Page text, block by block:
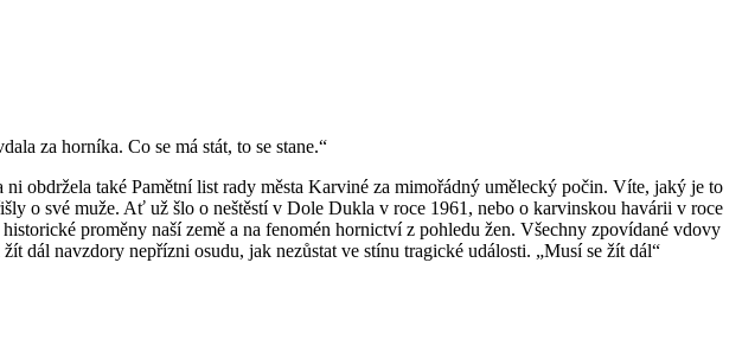
za horníka. Co se má stát, to se stane.“
obdržela také Pamětní list rady města Karviné za mimořádný umělecký počin. Víte, jaký je to
o své muže. Ať už šlo o neštěstí v Dole Dukla v roce 1961, nebo o karvinskou havárii v roce
proměny naší země a na fenomén hornictví z pohledu žen. Všechny zpovídané vdovy
dál navzdory nepřízni osudu, jak nezůstat ve stínu tragické události. „Musí se žít dál“